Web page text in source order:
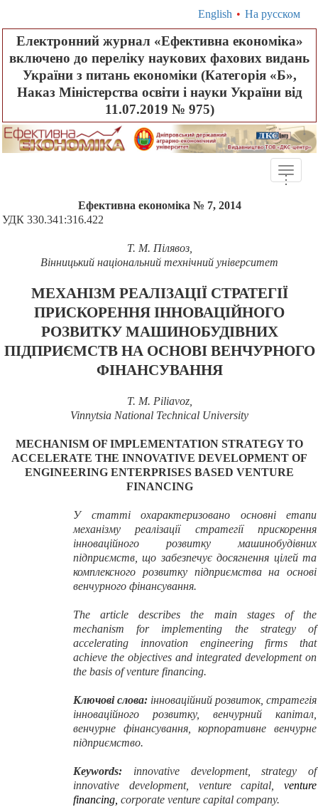
English • На русском
Електронний журнал «Ефективна економіка»
включено до переліку наукових фахових видань
України з питань економіки (Категорія «Б»,
Наказ Міністерства освіти і науки України від
11.07.2019 № 975)
Toggle
...
Ефективна економіка № 7, 2014
УДК 330.341:316.422
Т. М. Пілявоз,
Вінницький національний технічний університет
МЕХАНІЗМ РЕАЛІЗАЦІЇ СТРАТЕГІЇ
ПРИСКОРЕННЯ ІННОВАЦІЙНОГО
РОЗВИТКУ МАШИНОБУДІВНИХ
ПІДПРИЄМСТВ НА ОСНОВІ ВЕНЧУРНОГО
ФІНАНСУВАННЯ
T. M. Piliavoz,
Vinnytsia National Technical University
MECHANISM OF IMPLEMENTATION STRATEGY TO
ACCELERATE THE INNOVATIVE DEVELOPMENT OF
ENGINEERING ENTERPRISES BASED VENTURE
FINANCING
У статті охарактеризовано основні етапи
механізму реалізації стратегії прискорення
інноваційного розвитку машинобудівних
підприємств, що забезпечує досягнення цілей та
комплексного розвитку підприємства на основі
венчурного фінансування.
The article describes the main stages of the
mechanism for implementing the strategy of
accelerating innovation engineering firms that
achieve the objectives and integrated development on
the basis of venture financing.
Ключові слова: інноваційний розвиток, стратегія
інноваційного розвитку, венчурний капітал,
венчурне фінансування, корпоративне венчурне
підприємство.
Keywords: innovative development, strategy of
innovative development, venture capital, venture
financing corporate venture capital company.